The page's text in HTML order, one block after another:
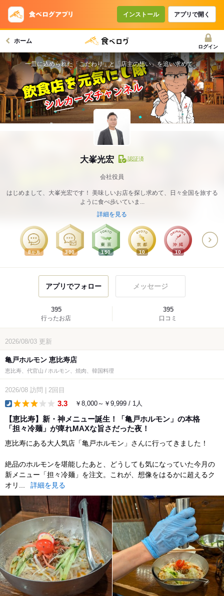
インストール アプリで開く
ホーム
ログイン
大峯光宏 認証済
会社役員
はじめまして、大峯光宏です！ 美味しいお店を探し求めて、日々全国を旅する
ように食べ歩いていま...
詳細を見る
8か月 300 150 10 10
一皿に込められた「こだわり」と「店主の想い」を追い求めて。
アプリでフォロー メッセージ
395
行ったお店
395
口コミ
2026/08/03 更新
亀戸ホルモン 恵比寿店
恵比寿、代官山 / ホルモン、焼肉、韓国料理
2026/08 訪問 2回目
3.3 ￥8,000～￥9,999 / 1人
【恵比寿】新・神メニュー誕生！「亀戸ホルモン」の本格
「担々冷麺」が痺れMAXな旨さだった夜！
​恵比寿にある大人気店「亀戸ホルモン」さんに行ってきました！
​絶品のホルモンを堪能したあと、どうしても気になっていた今月の
新メニュー「担々冷麺」を注文。これが、想像をはるかに超えるク
オリ...
詳細を見る